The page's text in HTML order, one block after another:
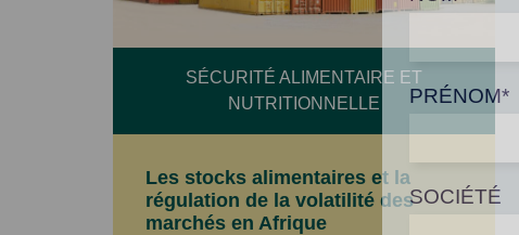
SÉCURITÉ ALIMENTAIRE ET
NUTRITIONNELLE
Les stocks alimentaires et la
régulation de la volatilité des
marchés en Afrique
PRÉNOM*
SOCIÉTÉ